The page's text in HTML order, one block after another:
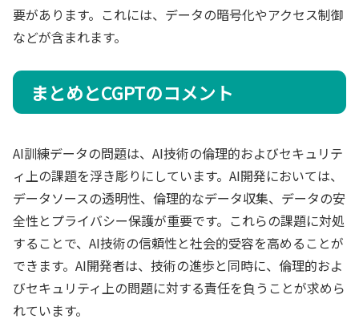
要があります。これには、データの暗号化やアクセス制御
などが含まれます。
まとめとCGPTのコメント
AI訓練データの問題は、AI技術の倫理的およびセキュリテ
ィ上の課題を浮き彫りにしています。AI開発においては、
データソースの透明性、倫理的なデータ収集、データの安
全性とプライバシー保護が重要です。これらの課題に対処
することで、AI技術の信頼性と社会的受容を高めることが
できます。AI開発者は、技術の進歩と同時に、倫理的およ
びセキュリティ上の問題に対する責任を負うことが求めら
れています。